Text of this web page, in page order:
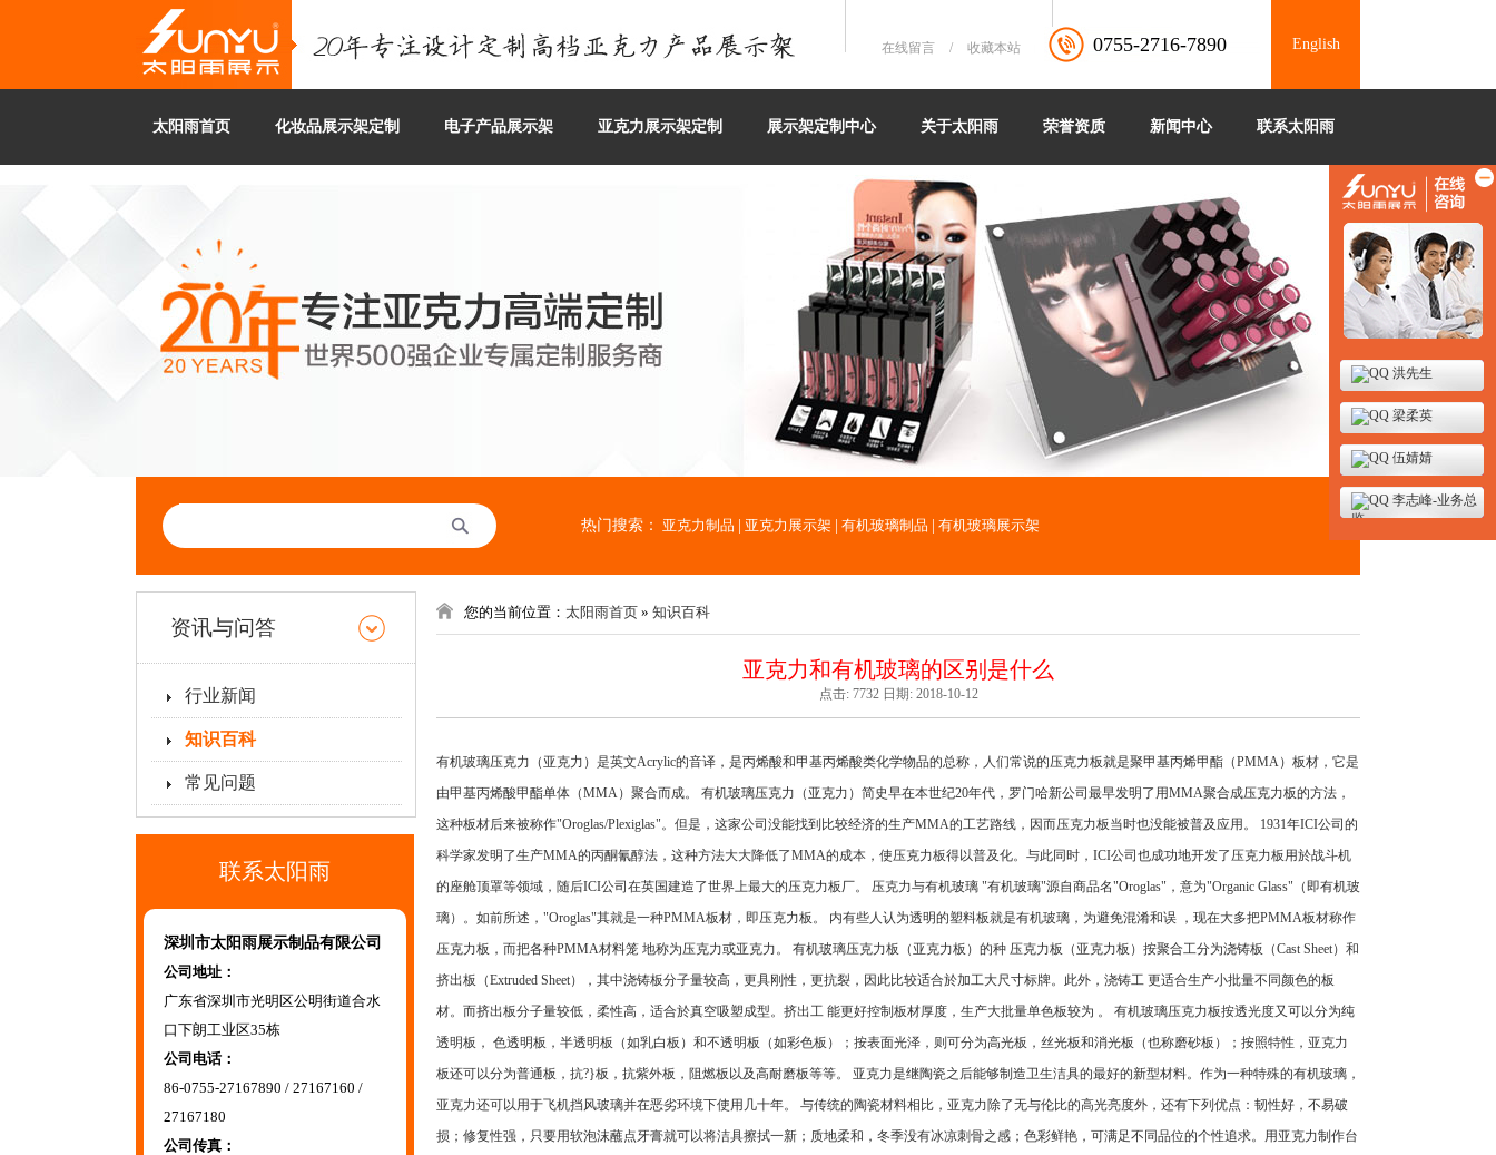
在线留言 / 收藏本站 0755-2716-7890 English
太阳雨首页 化妆品展示架定制 电子产品展示架 亚克力展示架定制 展示架定制中心 关于太阳雨 荣誉资质 新闻中心 联系太阳雨
热门搜索： 亚克力制品 亚克力展示架 有机玻璃制品 有机玻璃展示架
资讯与问答
行业新闻
知识百科
常见问题
联系太阳雨
深圳市太阳雨展示制品有限公司
公司地址：
广东省深圳市光明区公明街道合水
口下朗工业区35栋
公司电话：
86-0755-27167890 / 27167160 /
27167180
公司传真：
您的当前位置： 太阳雨首页 » 知识百科
亚克力和有机玻璃的区别是什么
点击: 7732 日期: 2018-10-12
有机玻璃压克力（亚克力）是英文Acrylic的音译，是丙烯酸和甲基丙烯酸类化学物品的总称，人们常说的压克力板就是聚甲基丙烯甲酯（PMMA）板材，它是
由甲基丙烯酸甲酯单体（MMA）聚合而成。 有机玻璃压克力（亚克力）简史早在本世纪20年代，罗门哈新公司最早发明了用MMA聚合成压克力板的方法，
这种板材后来被称作"Oroglas/Plexiglas"。但是，这家公司没能找到比较经济的生产MMA的工艺路线，因而压克力板当时也没能被普及应用。 1931年ICI公司的
科学家发明了生产MMA的丙酮氰醇法，这种方法大大降低了MMA的成本，使压克力板得以普及化。与此同时，ICI公司也成功地开发了压克力板用於战斗机
的座舱顶罩等领域，随后ICI公司在英国建造了世界上最大的压克力板厂。 压克力与有机玻璃 "有机玻璃"源自商品名"Oroglas"，意为"Organic Glass"（即有机玻
璃）。如前所述，"Oroglas"其就是一种PMMA板材，即压克力板。 内有些人认为透明的塑料板就是有机玻璃，为避免混淆和误 ，现在大多把PMMA板材称作
压克力板，而把各种PMMA材料笼 地称为压克力或亚克力。 有机玻璃压克力板（亚克力板）的种 压克力板（亚克力板）按聚合工分为浇铸板（Cast Sheet）和
挤出板（Extruded Sheet），其中浇铸板分子量较高，更具刚性，更抗裂，因此比较适合於加工大尺寸标牌。此外，浇铸工 更适合生产小批量不同颜色的板
材。而挤出板分子量较低，柔性高，适合於真空吸塑成型。挤出工 能更好控制板材厚度，生产大批量单色板较为 。 有机玻璃压克力板按透光度又可以分为纯
透明板， 色透明板，半透明板（如乳白板）和不透明板（如彩色板）；按表面光泽，则可分为高光板，丝光板和消光板（也称磨砂板）；按照特性，亚克力
板还可以分为普通板，抗?}板，抗紫外板，阻燃板以及高耐磨板等等。 亚克力是继陶瓷之后能够制造卫生洁具的最好的新型材料。作为一种特殊的有机玻璃，
亚克力还可以用于飞机挡风玻璃并在恶劣环境下使用几十年。 与传统的陶瓷材料相比，亚克力除了无与伦比的高光亮度外，还有下列优点：韧性好，不易破
损；修复性强，只要用软泡沫蘸点牙膏就可以将洁具擦拭一新；质地柔和，冬季没有冰凉刺骨之感；色彩鲜艳，可满足不同品位的个性追求。用亚克力制作台
洪先生
梁柔英
伍婧婧
李志峰-业务总
监